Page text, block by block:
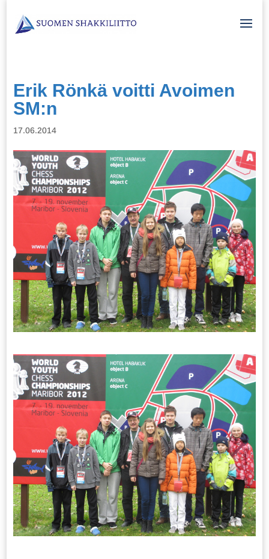
Erik Rönkä voitti Avoimen
SM:n
17.06.2014